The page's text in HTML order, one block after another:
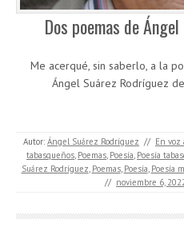
Dos poemas de
Me acerqué, sin saberlo, a la
Ángel Suárez Rodríguez
Autor: Ángel Suárez Rodríguez // En voz
tabasqueños, Poemas, Poesía, Poesía
Suárez Rodríguez, Poemas, Poesía, Poesía
// noviembre 6,